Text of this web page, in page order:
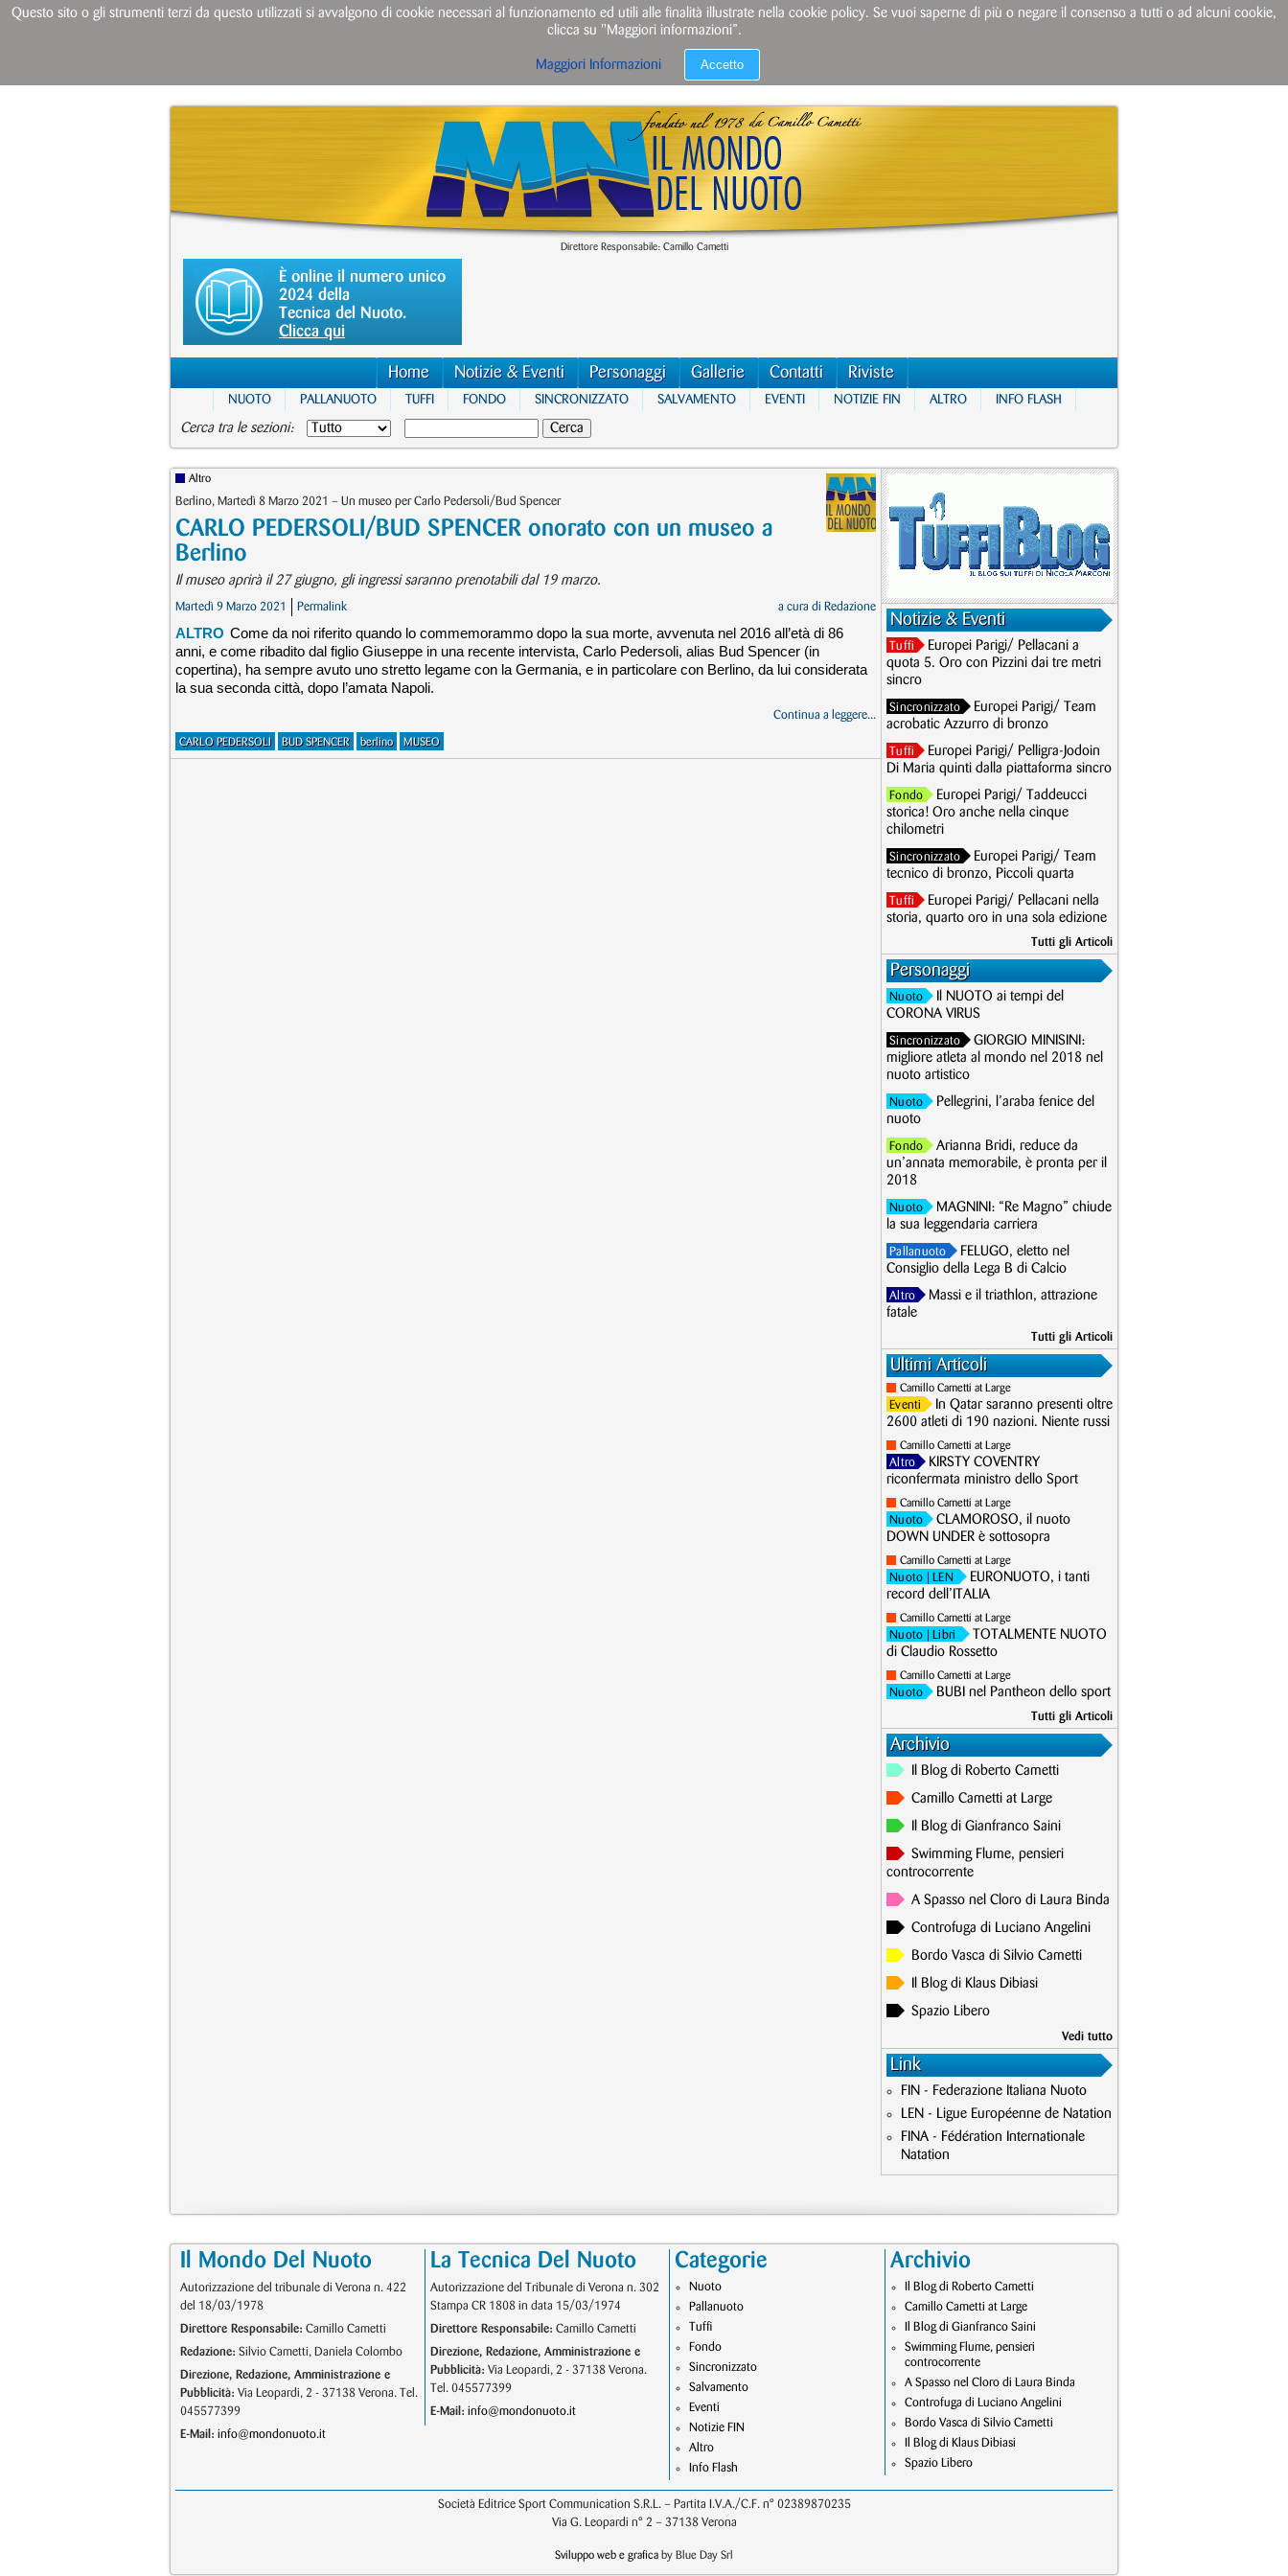
Direttore Responsabile: Camillo Cametti
È online il numero unico
2024 della
Tecnica del Nuoto.
Clicca qui
Home Notizie & Eventi Personaggi Gallerie Contatti Riviste
NUOTO PALLANUOTO TUFFI FONDO SINCRONIZZATO SALVAMENTO EVENTI NOTIZIE FIN ALTRO INFO FLASH
Cerca tra le sezioni:
Altro
Berlino, Martedì 8 Marzo 2021 – Un museo per Carlo Pedersoli/Bud Spencer
CARLO PEDERSOLI/BUD SPENCER onorato con un museo a
Berlino
Il museo aprirà il 27 giugno, gli ingressi saranno prenotabili dal 19 marzo.
Martedì 9 Marzo 2021 Permalink a cura di Redazione
ALTRO Come da noi riferito quando lo commemorammo dopo la sua morte, avvenuta nel 2016 all’età di 86
anni, e come ribadito dal figlio Giuseppe in una recente intervista, Carlo Pedersoli, alias Bud Spencer (in
copertina), ha sempre avuto uno stretto legame con la Germania, e in particolare con Berlino, da lui considerata
la sua seconda città, dopo l’amata Napoli.
Continua a leggere...
CARLO PEDERSOLI BUD SPENCER berlino MUSEO
Notizie & Eventi
Tuffi
Europei Parigi/ Pellacani a
quota 5. Oro con Pizzini dai tre metri
sincro
Sincronizzato
Europei Parigi/ Team
acrobatic Azzurro di bronzo
Tuffi
Europei Parigi/ Pelligra-Jodoin
Di Maria quinti dalla piattaforma sincro
Fondo
Europei Parigi/ Taddeucci
storica! Oro anche nella cinque
chilometri
Sincronizzato
Europei Parigi/ Team
tecnico di bronzo, Piccoli quarta
Tuffi
Europei Parigi/ Pellacani nella
storia, quarto oro in una sola edizione
Tutti gli Articoli
Personaggi
Nuoto
Il NUOTO ai tempi del
CORONA VIRUS
Sincronizzato
GIORGIO MINISINI:
migliore atleta al mondo nel 2018 nel
nuoto artistico
Nuoto
Pellegrini, l’araba fenice del
nuoto
Fondo
Arianna Bridi, reduce da
un’annata memorabile, è pronta per il
2018
Nuoto
MAGNINI: “Re Magno” chiude
la sua leggendaria carriera
Pallanuoto
FELUGO, eletto nel
Consiglio della Lega B di Calcio
Altro
Massi e il triathlon, attrazione
fatale
Tutti gli Articoli
Ultimi Articoli
Camillo Cametti at Large
Eventi
In Qatar saranno presenti oltre
2600 atleti di 190 nazioni. Niente russi
Camillo Cametti at Large
Altro
KIRSTY COVENTRY
riconfermata ministro dello Sport
Camillo Cametti at Large
Nuoto
CLAMOROSO, il nuoto
DOWN UNDER è sottosopra
Camillo Cametti at Large
Nuoto | LEN
EURONUOTO, i tanti
record dell’ITALIA
Camillo Cametti at Large
Nuoto | Libri
TOTALMENTE NUOTO
di Claudio Rossetto
Camillo Cametti at Large
Nuoto BUBI nel Pantheon dello sport
Tutti gli Articoli
Archivio
Il Blog di Roberto Cametti
Camillo Cametti at Large
Il Blog di Gianfranco Saini
Swimming Flume, pensieri
controcorrente
A Spasso nel Cloro di Laura Binda
Controfuga di Luciano Angelini
Bordo Vasca di Silvio Cametti
Il Blog di Klaus Dibiasi
Spazio Libero
Vedi tutto
Link
FIN - Federazione Italiana Nuoto
LEN - Ligue Européenne de Natation
FINA - Fédération Internationale
Natation
Il Mondo Del Nuoto
Autorizzazione del tribunale di Verona n. 422
del 18/03/1978
Direttore Responsabile: Camillo Cametti
Redazione: Silvio Cametti, Daniela Colombo
Direzione, Redazione, Amministrazione e
Pubblicità: Via Leopardi, 2 - 37138 Verona. Tel.
045577399
E-Mail: info@mondonuoto.it
La Tecnica Del Nuoto
Autorizzazione del Tribunale di Verona n. 302
Stampa CR 1808 in data 15/03/1974
Direttore Responsabile: Camillo Cametti
Direzione, Redazione, Amministrazione e
Pubblicità: Via Leopardi, 2 - 37138 Verona.
Tel. 045577399
E-Mail: info@mondonuoto.it
Categorie
Nuoto
Pallanuoto
Tuffi
Fondo
Sincronizzato
Salvamento
Eventi
Notizie FIN
Altro
Info Flash
Archivio
Il Blog di Roberto Cametti
Camillo Cametti at Large
Il Blog di Gianfranco Saini
Swimming Flume, pensieri
controcorrente
A Spasso nel Cloro di Laura Binda
Controfuga di Luciano Angelini
Bordo Vasca di Silvio Cametti
Il Blog di Klaus Dibiasi
Spazio Libero
Società Editrice Sport Communication S.R.L. – Partita I.V.A./C.F. n° 02389870235
Via G. Leopardi n° 2 – 37138 Verona
Sviluppo web e grafica by Blue Day Srl
Questo sito o gli strumenti terzi da questo utilizzati si avvalgono di cookie necessari al funzionamento ed utili alle finalità illustrate nella cookie policy. Se vuoi saperne di più o negare il consenso a tutti o ad alcuni cookie,
clicca su "Maggiori informazioni”.
Maggiori Informazioni Accetto